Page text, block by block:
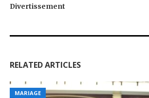
Divertissement
RELATED ARTICLES
MARIAGE